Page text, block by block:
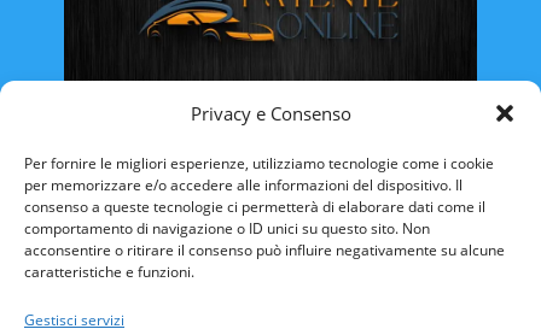
Privacy e Consenso
Per fornire le migliori esperienze, utilizziamo tecnologie come i cookie
per memorizzare e/o accedere alle informazioni del dispositivo. Il
consenso a queste tecnologie ci permetterà di elaborare dati come il
comportamento di navigazione o ID unici su questo sito. Non
acconsentire o ritirare il consenso può influire negativamente su alcune
caratteristiche e funzioni.
Gestisci servizi